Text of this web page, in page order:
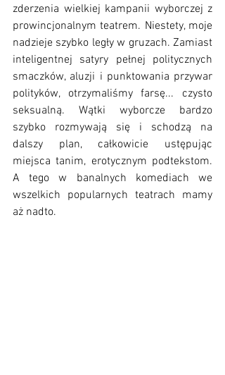
zderzenia wielkiej kampanii wyborczej z
prowincjonalnym teatrem. Niestety, moje
nadzieje szybko legły w gruzach. Zamiast
inteligentnej satyry pełnej politycznych
smaczków, aluzji i punktowania przywar
polityków, otrzymaliśmy farsę... czysto
seksualną. Wątki wyborcze bardzo
szybko rozmywają się i schodzą na
dalszy plan, całkowicie ustępując
miejsca tanim, erotycznym podtekstom.
A tego w banalnych komediach we
wszelkich popularnych teatrach mamy
aż nadto.